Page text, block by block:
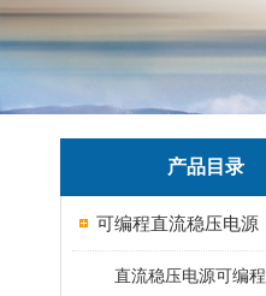
产品目录
可编程直流稳压电源
直流稳压电源可编程